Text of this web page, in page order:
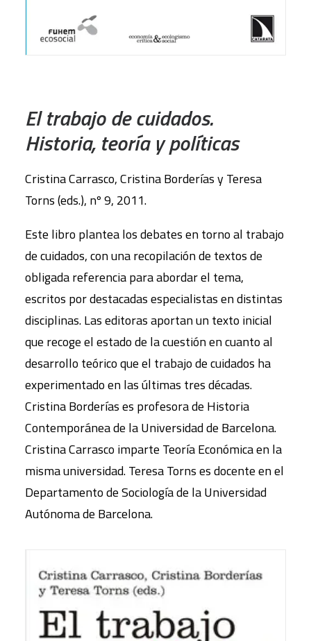
El trabajo de cuidados.
Historia, teoría y políticas
Cristina Carrasco, Cristina Borderías y Teresa
Torns (eds.), nº 9, 2011.
Este libro plantea los debates en torno al trabajo
de cuidados, con una recopilación de textos de
obligada referencia para abordar el tema,
escritos por destacadas especialistas en distintas
disciplinas. Las editoras aportan un texto inicial
que recoge el estado de la cuestión en cuanto al
desarrollo teórico que el trabajo de cuidados ha
experimentado en las últimas tres décadas.
Cristina Borderías es profesora de Historia
Contemporánea de la Universidad de Barcelona.
Cristina Carrasco imparte Teoría Económica en la
misma universidad. Teresa Torns es docente en el
Departamento de Sociología de la Universidad
Autónoma de Barcelona.